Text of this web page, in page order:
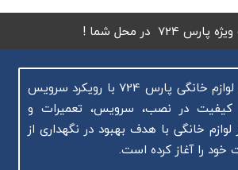
724 در محل شما !
تعمیرگاه تخصصی لوازم خانگی پارس 724 با رویکرد سرویس
در نصب، سرویس، تعمیرات و
خانگی با هدف بهبود در نگهداری از
خود را آغاز کرده است.